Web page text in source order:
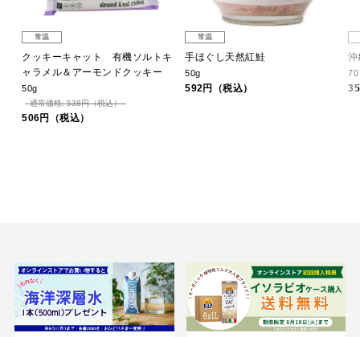
常温
クッキーキャット 有機ソルトキ
ャラメル＆アーモンドクッキー
50g
通常価格: 538円（税込）
506円（税込）
常温
手ほぐし天然紅鮭
50g
592円（税込）
70